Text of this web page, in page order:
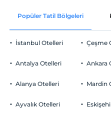
Ortak
Otopark
Ücretsiz
Check/out
En geç saat 10:00 ve öncesi
Evcil Hayvan
2 yaşına kadar olan bebekler
Popüler Tatil Bölgeleri
İstanbul Otelleri
Antalya Otelleri
Alanya Otelleri
Ayvalık Otelleri
Çeşme
Ankara
Mardin